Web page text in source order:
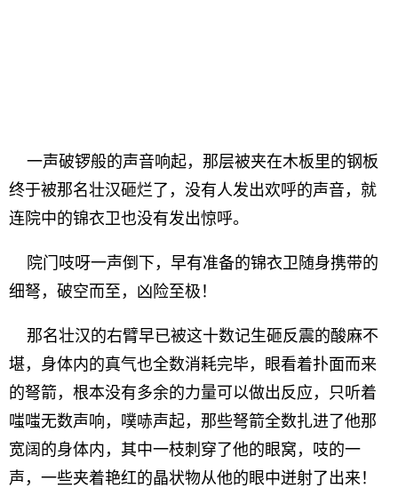
一声破锣般的声音响起，那层被夹在木板里的钢板
终于被那名壮汉砸烂了，没有人发出欢呼的声音，就
连院中的锦衣卫也没有发出惊呼。
院门吱呀一声倒下，早有准备的锦衣卫随身携带的
细弩，破空而至，凶险至极！
那名壮汉的右臂早已被这十数记生砸反震的酸麻不
堪，身体内的真气也全数消耗完毕，眼看着扑面而来
的弩箭，根本没有多余的力量可以做出反应，只听着
嗤嗤无数声响，噗哧声起，那些弩箭全数扎进了他那
宽阔的身体内，其中一枝刺穿了他的眼窝，吱的一
声，一些夹着艳红的晶状物从他的眼中迸射了出来！